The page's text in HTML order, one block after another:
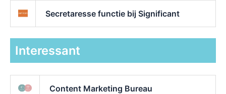
Secretaresse functie bij Significant
Interessant
Content Marketing Bureau